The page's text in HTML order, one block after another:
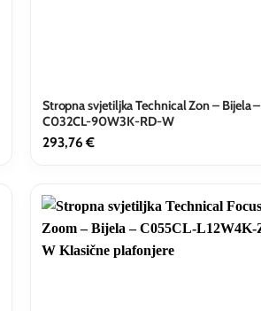
Stropna svjetiljka Technical Zon – Bijela –
C032CL-90W3K-RD-W
293,76 €